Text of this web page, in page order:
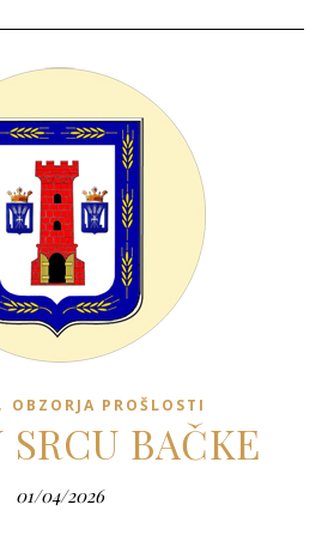
, OBZORJA PROŠLOSTI
BAČKE
01/04/2026